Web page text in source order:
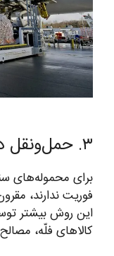
۳. حمل‌ونقل دریایی (کانتینری)
برای محموله‌های
فوریت ندارند،
این روش بیشتر
کالاهای فلّه،